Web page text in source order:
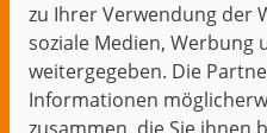
zu Ihrer Verwendung der
soziale Medien, Werbung
weitergegeben. Die
Informationen
Start Datenschutz
jambit auf